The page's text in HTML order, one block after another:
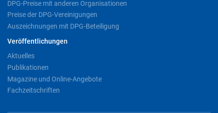
DPG-Preise mit anderen Organisationen
Preise der DPG-Vereinigungen
Auszeichnungen mit DPG-Beteiligung
Veröffentlichungen
Aktuelles
Publikationen
Magazine und Online-Angebote
Fachzeitschriften